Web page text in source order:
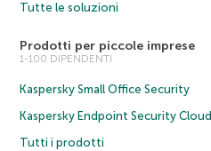
Tutte le soluzioni
Prodotti per piccole imprese
1-100 DIPENDENTI
Kaspersky Small Office Security
Kaspersky Endpoint Security Cloud
Tutti i prodotti